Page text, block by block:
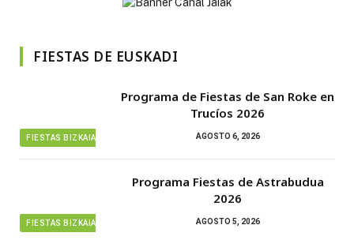
FIESTAS DE EUSKADI
FIESTAS BIZKAIA
Programa de Fiestas de San Roke en
Trucíos 2026
AGOSTO 6, 2026
FIESTAS BIZKAIA
Programa Fiestas de Astrabudua
2026
AGOSTO 5, 2026